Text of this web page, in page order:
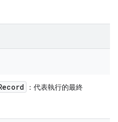
：代表執行的最終